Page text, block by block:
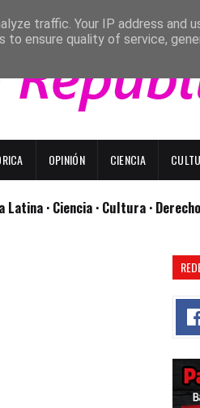
OPINIÓN CIENCIA
Latina · Ciencia · Cultura ·
traffic. Your IP address and
to ensure quality of service,